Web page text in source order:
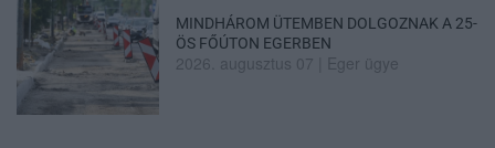
MINDHÁROM ÜTEMBEN DOLGOZNAK A 25-
ÖS FŐÚTON EGERBEN
2026. augusztus 07 Eger ügye